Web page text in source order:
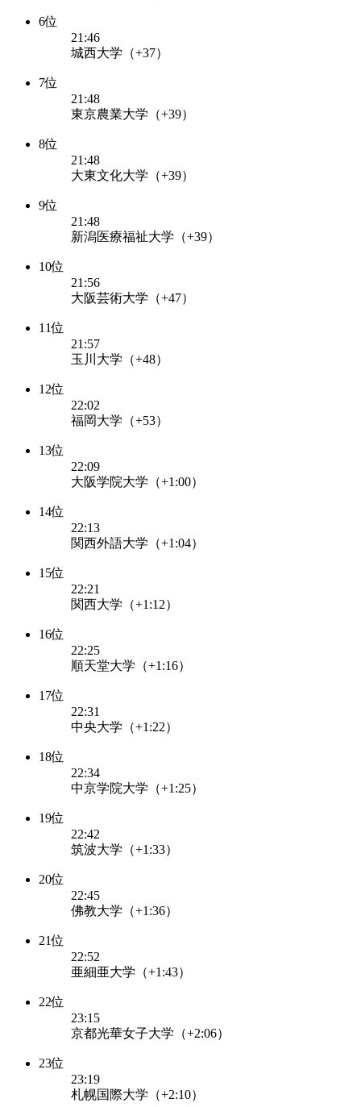
6位
21:46
城西大学（+37）
7位
21:48
東京農業大学（+39）
8位
21:48
大東文化大学（+39）
9位
21:48
新潟医療福祉大学（+39）
10位
21:56
大阪芸術大学（+47）
11位
21:57
玉川大学（+48）
12位
22:02
福岡大学（+53）
13位
22:09
大阪学院大学（+1:00）
14位
22:13
関西外語大学（+1:04）
15位
22:21
関西大学（+1:12）
16位
22:25
順天堂大学（+1:16）
17位
22:31
中央大学（+1:22）
18位
22:34
中京学院大学（+1:25）
19位
22:42
筑波大学（+1:33）
20位
22:45
佛教大学（+1:36）
21位
22:52
亜細亜大学（+1:43）
22位
23:15
京都光華女子大学（+2:06）
23位
23:19
札幌国際大学（+2:10）